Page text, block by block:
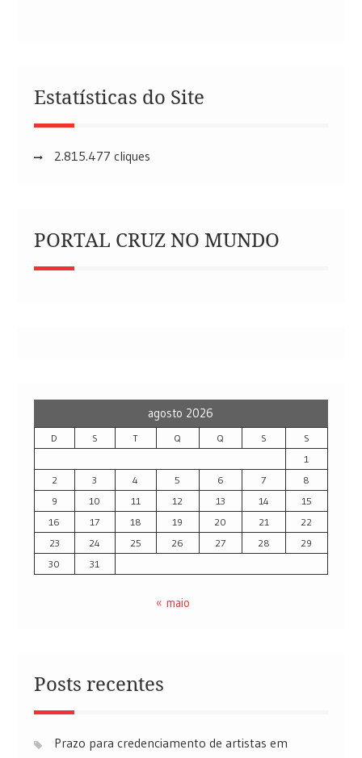
Estatísticas do Site
2.815.477 cliques
PORTAL CRUZ NO MUNDO
agosto 2026
D S T Q Q S
S
1
2
3 4 5 6 7
8
9
10 11 12 13 14
15
16
17 18 19 20 21
22
23
24 25 26 27 28
29
30
31
« maio
Posts recentes
Prazo para credenciamento de artistas em